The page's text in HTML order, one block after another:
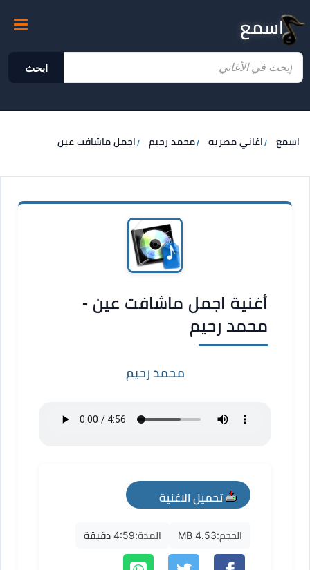
اسمع
ابحث
اسمع اغاني مصريه محمد رحيم اجمل ماشافت عين
أغنية اجمل ماشافت عين -
محمد رحيم
محمد رحيم
تحميل الاغنية
mp3
الحجم:4.53 MB المدة:4:59 دقيقة